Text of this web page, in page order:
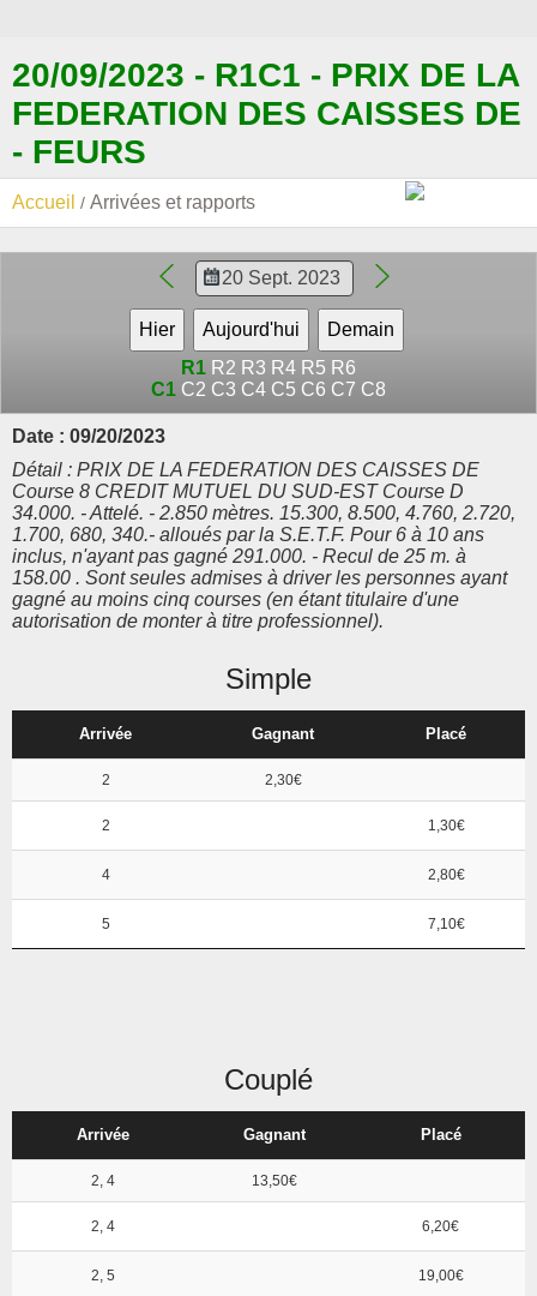
20/09/2023 - R1C1 - PRIX DE LA
FEDERATION DES CAISSES DE
- FEURS
Accueil Arrivées et rapports
R1 R2 R3 R4 R5 R6
C1 C2 C3 C4 C5 C6 C7 C8
Date : 09/20/2023
Détail : PRIX DE LA FEDERATION DES CAISSES DE
Course 8 CREDIT MUTUEL DU SUD-EST Course D
34.000. - Attelé. - 2.850 mètres. 15.300, 8.500, 4.760, 2.720,
1.700, 680, 340.- alloués par la S.E.T.F. Pour 6 à 10 ans
inclus, n'ayant pas gagné 291.000. - Recul de 25 m. à
158.00 . Sont seules admises à driver les personnes ayant
gagné au moins cinq courses (en étant titulaire d'une
autorisation de monter à titre professionnel).
Simple
Arrivée Gagnant Placé
2 2,30€
2 1,30€
4 2,80€
5 7,10€
Couplé
Arrivée Gagnant Placé
2, 4 13,50€
2, 4 6,20€
2, 5 19,00€